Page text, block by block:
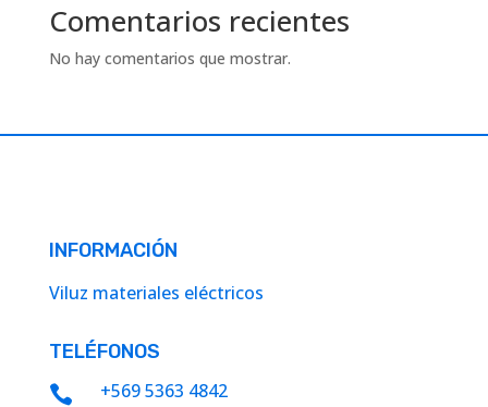
Comentarios recientes
No hay comentarios que mostrar.
INFORMACIÓN
Viluz materiales eléctricos
TELÉFONOS

+569 5363 4842